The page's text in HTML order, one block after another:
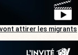
vont attirer les migrants